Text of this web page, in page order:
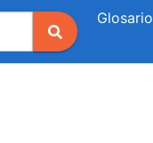
Glosario